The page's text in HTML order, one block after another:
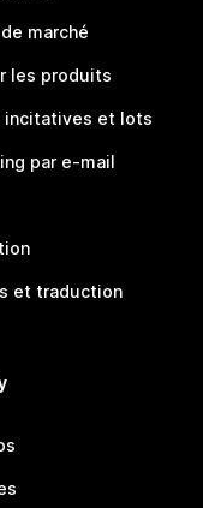
marché
les produits
incitatives et lots
par e-mail
et traduction